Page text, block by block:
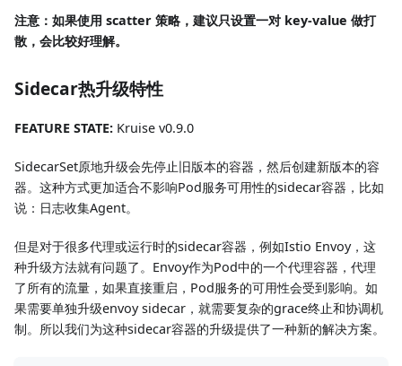
注意：如果使用 scatter 策略，建议只设置一对 key-value 做打
散，会比较好理解。
Sidecar热升级特性
FEATURE STATE: Kruise v0.9.0
SidecarSet原地升级会先停止旧版本的容器，然后创建新版本的容
器。这种方式更加适合不影响Pod服务可用性的sidecar容器，比如
说：日志收集Agent。
但是对于很多代理或运行时的sidecar容器，例如Istio Envoy，这
种升级方法就有问题了。Envoy作为Pod中的一个代理容器，代理
了所有的流量，如果直接重启，Pod服务的可用性会受到影响。如
果需要单独升级envoy sidecar，就需要复杂的grace终止和协调机
制。所以我们为这种sidecar容器的升级提供了一种新的解决方案。